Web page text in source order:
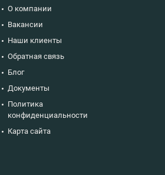
О компании
Вакансии
Наши клиенты
Обратная связь
Блог
Документы
Политика
конфиденциальности
Карта сайта